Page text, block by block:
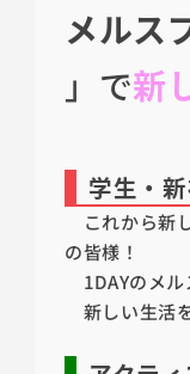
メルス
」で新
学生・
これから新
の皆様！
1DAYのメル
新しい生活